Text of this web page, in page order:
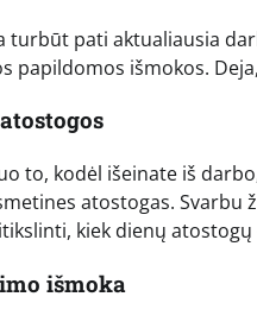
turbūt pati aktualiausia
papildomos išmokos.
to, kodėl išeinate iš
atostogas. Svarbu
kiek dienų atostogų
išmoka